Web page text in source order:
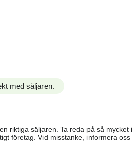
med säljaren.
riktiga säljaren. Ta reda på så
företag. Vid misstanke, informera